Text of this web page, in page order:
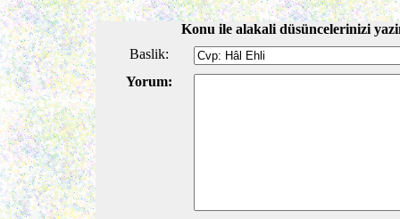
Konu ile alakali düsüncelerinizi
Baslik:
Yorum: